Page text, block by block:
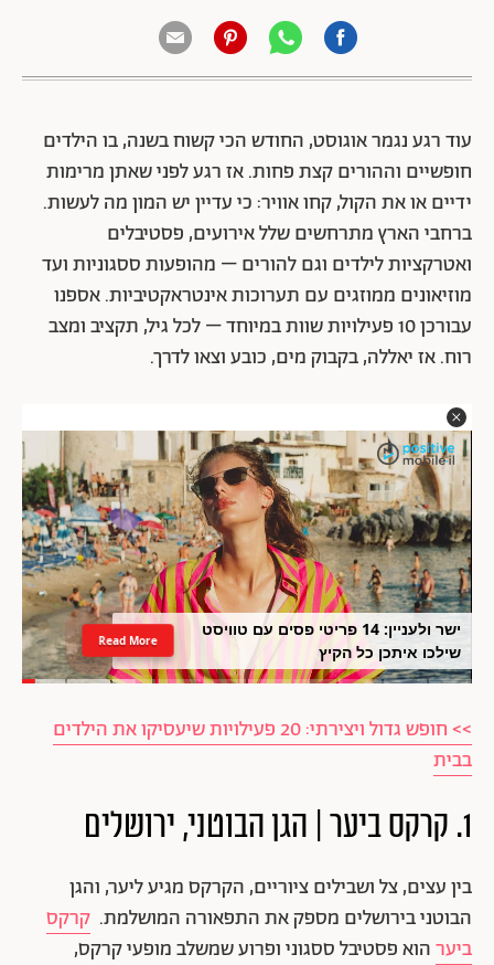
עוד רגע נגמר אוגוסט, החודש הכי קשוח בשנה, בו הילדים
חופשיים וההורים קצת פחות. אז רגע לפני שאתן מרימות
ידיים או את הקול, קחו אוויר: כי עדיין יש המון מה לעשות.
ברחבי הארץ מתרחשים שלל אירועים, פסטיבלים
ואטרקציות לילדים וגם להורים – מהופעות ססגוניות ועד
מוזיאונים ממוזגים עם תערוכות אינטראקטיביות. אספנו
עבורכן 10 פעילויות שוות במיוחד – לכל גיל, תקציב ומצב
רוח. אז יאללה, בקבוק מים, כובע וצאו לדרך.
ישר ולעניין: 14 פריטי פסים עם טוויסט
שילכו איתכן כל הקיץ
Read More
>> חופש גדול ויצירתי: 20 פעילויות שיעסיקו את הילדים
בבית
1. קרקס ביער | הגן הבוטני, ירושלים
בין עצים, צל ושבילים ציוריים, הקרקס מגיע ליער, והגן
הבוטני בירושלים מספק את התפאורה המושלמת. קרקס
ביערהוא פסטיבל ססגוני ופרוע שמשלב מופעי קרקס,